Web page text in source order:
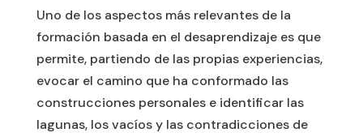
Uno de los aspectos más relevantes de la
formación basada en el desaprendizaje es que
permite, partiendo de las propias experiencias,
evocar el camino que ha conformado las
construcciones personales e identificar las
lagunas, los vacíos y las contradicciones de